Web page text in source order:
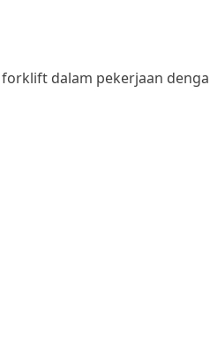
dalam pekerjaan